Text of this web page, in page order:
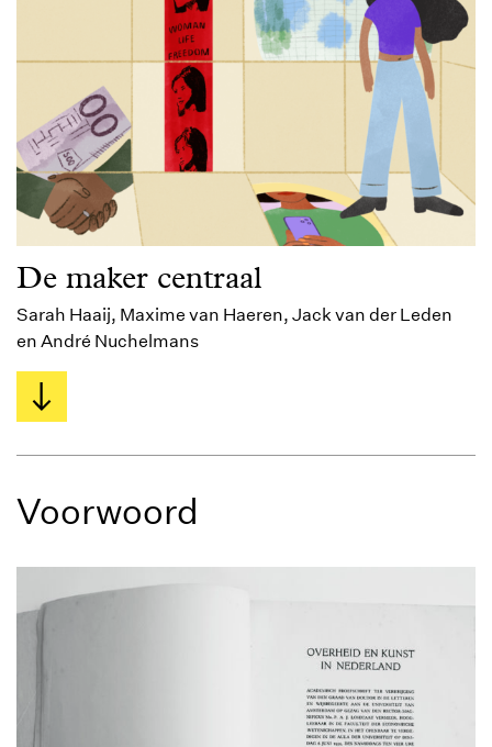
De maker centraal
Sarah Haaij, Maxime van Haeren, Jack van der Leden
en André Nuchelmans
Voorwoord